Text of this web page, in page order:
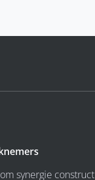
synergie construct